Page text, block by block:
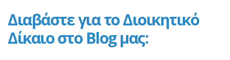
Διαβάστε για το Διοικητικό
Δίκαιο στο Blog μας: